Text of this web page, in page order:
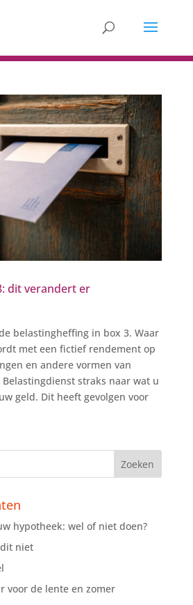
dit verandert er
belastingheffing in box 3. Waar
met een fictief rendement op
en andere vormen van
straks naar wat u
geld. Dit heeft gevolgen voor
hypotheek: wel of niet doen?
niet
voor de lente en zomer